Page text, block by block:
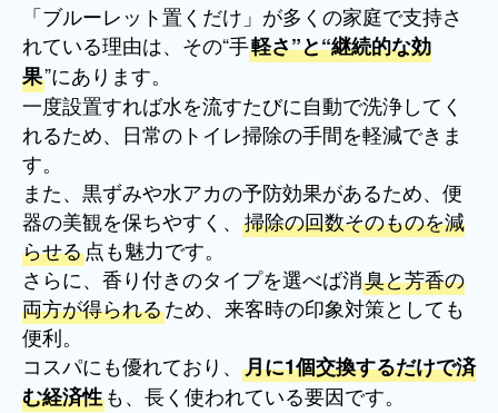
「ブルーレット置くだけ」が多くの家庭で支持さ
れている理由は、その“手軽さ”と“継続的な効
果”にあります。
一度設置すれば水を流すたびに自動で洗浄してく
れるため、日常のトイレ掃除の手間を軽減できま
す。
また、黒ずみや水アカの予防効果があるため、便
器の美観を保ちやすく、 掃除の回数そのものを減
らせる点も魅力です。
さらに、香り付きのタイプを選べば消臭と芳香の
両方が得られるため、来客時の印象対策としても
便利。
コスパにも優れており、 月に1個交換するだけで済
む経済性も、長く使われている要因です。